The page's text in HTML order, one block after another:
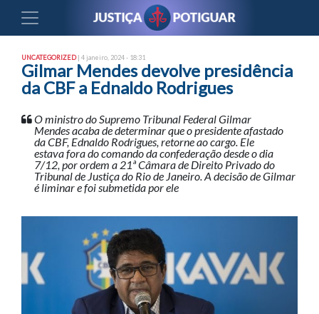
UNCATEGORIZED| 4 janeiro, 2024 - 18:31
Gilmar Mendes devolve presidência
da CBF a Ednaldo Rodrigues
O ministro do Supremo Tribunal Federal Gilmar
Mendes acaba de determinar que o presidente afastado
da CBF, Ednaldo Rodrigues, retorne ao cargo. Ele
estava fora do comando da confederação desde o dia
7/12, por ordem a 21ª Câmara de Direito Privado do
Tribunal de Justiça do Rio de Janeiro. A decisão de Gilmar
é liminar e foi submetida por ele